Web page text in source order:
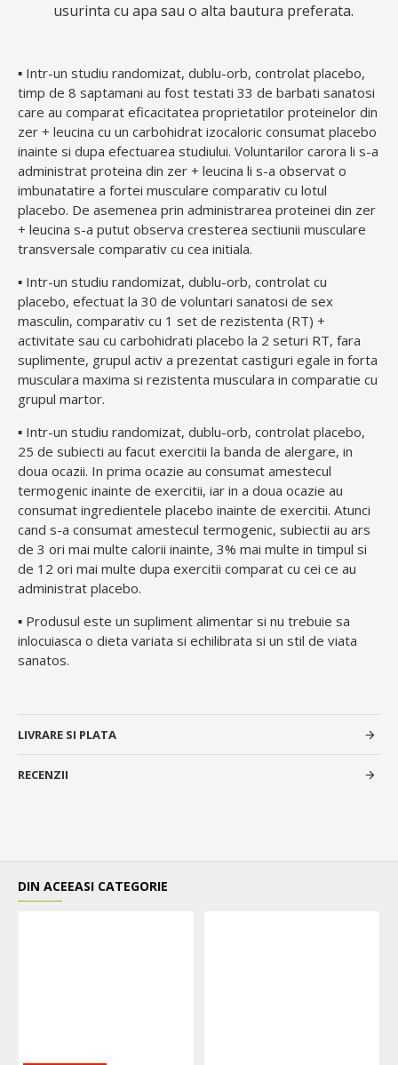
usurinta cu apa sau o alta bautura preferata.
▪ Intr-un studiu randomizat, dublu-orb, controlat placebo,
timp de 8 saptamani au fost testati 33 de barbati sanatosi
care au comparat eficacitatea proprietatilor proteinelor din
zer + leucina cu un carbohidrat izocaloric consumat placebo
inainte si dupa efectuarea studiului. Voluntarilor carora li s-a
administrat proteina din zer + leucina li s-a observat o
imbunatatire a fortei musculare comparativ cu lotul
placebo. De asemenea prin administrarea proteinei din zer
+ leucina s-a putut observa cresterea sectiunii musculare
transversale comparativ cu cea initiala.
▪ Intr-un studiu randomizat, dublu-orb, controlat cu
placebo, efectuat la 30 de voluntari sanatosi de sex
masculin, comparativ cu 1 set de rezistenta (RT) +
activitate sau cu carbohidrati placebo la 2 seturi RT, fara
suplimente, grupul activ a prezentat castiguri egale in forta
musculara maxima si rezistenta musculara in comparatie cu
grupul martor.
▪ Intr-un studiu randomizat, dublu-orb, controlat placebo,
25 de subiecti au facut exercitii la banda de alergare, in
doua ocazii. In prima ocazie au consumat amestecul
termogenic inainte de exercitii, iar in a doua ocazie au
consumat ingredientele placebo inainte de exercitii. Atunci
cand s-a consumat amestecul termogenic, subiectii au ars
de 3 ori mai multe calorii inainte, 3% mai multe in timpul si
de 12 ori mai multe dupa exercitii comparat cu cei ce au
administrat placebo.
▪ Produsul este un supliment alimentar si nu trebuie sa
inlocuiasca o dieta variata si echilibrata si un stil de viata
sanatos.
LIVRARE SI PLATA
RECENZII
DIN ACEEASI CATEGORIE